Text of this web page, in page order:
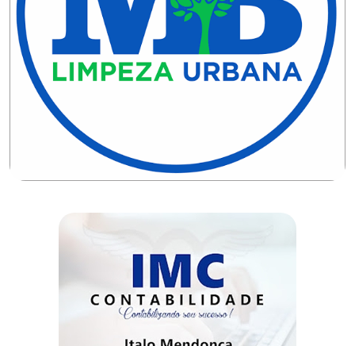
DO
RN
CICLISMO
COMPETIÇÃO
COMPROMISSO
CONQUISTA